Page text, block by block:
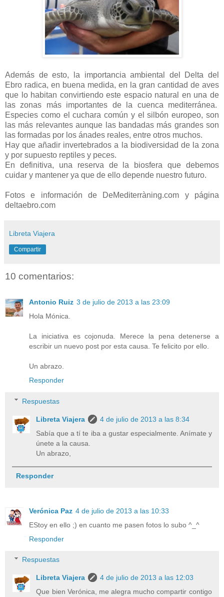
Además de esto, la importancia ambiental del Delta del
Ebro radica, en buena medida, en la gran cantidad de aves
que lo habitan convirtiendo este espacio natural en una de
las zonas más importantes de la cuenca mediterránea.
Especies como el cuchara común y el silbón europeo, son
las más relevantes aunque las bandadas más grandes son
las formadas por los ánades reales, entre otros muchos.
Hay que añadir invertebrados a la biodiversidad de la zona
y por supuesto reptiles y peces.
En definitiva, una reserva de la biosfera que debemos
cuidar y mantener ya que de ello depende nuestro futuro.
Fotos e información de DeMediterràning.com y página
deltaebro.com
Libreta Viajera
Compartir
10 comentarios:
Antonio Ruiz 3 de julio de 2013 a las 23:09
Hola Mónica.
La iniciativa es cojonuda. Merece la pena detenerse a
escribir un nuevo post por esta causa. Te felicito por ello.
Un abrazo.
Responder
Respuestas
Libreta Viajera
4 de julio de 2013 a las 8:34
Sabía que a tí te iba a gustar especialmente. Anímate y
únete a la causa.
Un abrazo,
Responder
Verónica Paz 4 de julio de 2013 a las 10:33
EStoy en ello ;) en cuanto me pasen fotos lo subo ^_^
Responder
Respuestas
Libreta Viajera
4 de julio de 2013 a las 12:03
Que bien Verónica, me alegra mucho compartir contigo